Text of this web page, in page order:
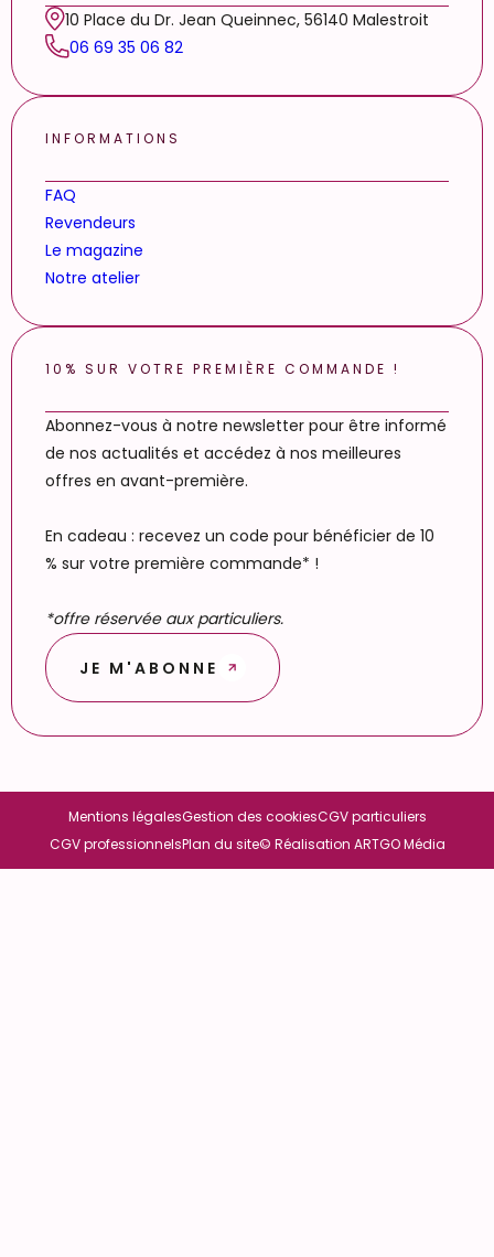
10 Place du Dr. Jean Queinnec, 56140 Malestroit
06 69 35 06 82
INFORMATIONS
FAQ
Revendeurs
Le magazine
Notre atelier
10% SUR VOTRE PREMIÈRE COMMANDE !
Abonnez-vous à notre newsletter pour être informé
de nos actualités et accédez à nos meilleures
offres en avant-première.
En cadeau : recevez un code pour bénéficier de 10
% sur votre première commande* !
*offre réservée aux particuliers.
JE M'ABONNE
Mentions légalesGestion des cookiesCGV particuliers
CGV professionnelsPlan du site© Réalisation ARTGO Média